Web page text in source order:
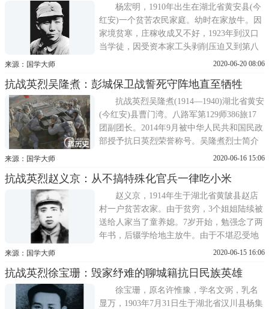
后分配到中共中央组织部工作。1938年9
月，任中
杨宏明，1910年出生在湖北省黄安县(今
红安)一个贫苦农民家庭。幼时在家放牛。因
家境贫寒，庄稼收成又不好，1923年到汉口
当学徒，因受资本家工头剥削压迫又到第八
军唐生智部下当兵两年，因不堪遭受军官的
参加了秋季农民暴动，失败后跑到麻城打
工。1928年参加中国工农红军。在此期间，
其父亲被当地豪绅捉去，并烧
来源：国学大师 2020-06-20 08:06
抗战英烈吴隆煮：彭城保卫战誓死守阵地直至牺牲
抗战英烈吴隆煮(1914―1940)湖北省黄安
(今红安)县曹门湾。八路军第129师386旅17
团副团长。2014年9月被中华人民共和国民政
部授予抗日英烈荣誉称号。吴隆煮烈士简介
吴隆煮，1914年生于湖北省黄安(今红安)县
军，随红四方面军转战鄂豫皖和川陕根据
地，参加了长征，先后担任过班长、排长、
指导员、营政委等职
来源：国学大师 2020-06-16 15:06
抗战英烈赵义京：从不搞特殊化官兵一律吃小米
赵义京，1914年生于湖北省黄陂县赵店
村一户贫苦农家。由于贫穷，3个姐姐陆续被
送给人家当了童养媳。7岁开始，勉强念了两
年书，后辍学给地主放牛。由于不堪忍受地
主的打骂，一气跑到武汉，当了学徒工，后
与苦难。1930年，为了推翻黑暗的社会，赵
义京回到家乡参加了秋收起义，加入工农红
军，1931年加入共青团
来源：国学大师 2020-06-15 16:06
抗战英烈徐宝珊：毁家纾难的聊城籍抗日民族英雄
徐宝珊，原名许惟豫，学名文弼，乳名
显万，1903年7月31日生于湖北省汉川县杨集